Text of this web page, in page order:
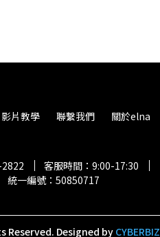
影片教學 聯繫我們 關於elna
客服時間：9:00-17:30
統一編號：50850717
Reserved. Designed by CYBERBIZ